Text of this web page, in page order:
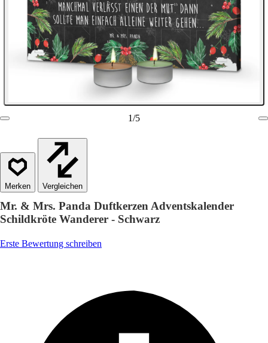
1/5
Vergleichen
Mr. & Mrs. Panda Duftkerzen Adventskalender
Schildkröte Wanderer - Schwarz
Erste Bewertung schreiben